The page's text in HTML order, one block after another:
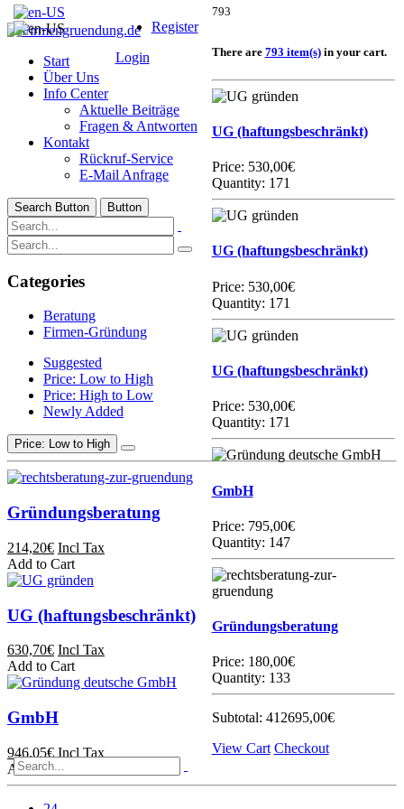
Register
Login
793
There are 793 item(s)in your cart.
UG (haftungsbeschränkt)
Price: 530,00€
Quantity: 171
UG (haftungsbeschränkt)
Price: 530,00€
Quantity: 171
UG (haftungsbeschränkt)
Price: 530,00€
Quantity: 171
GmbH
Price: 795,00€
Quantity: 147
Gründungsberatung
Price: 180,00€
Quantity: 133
Subtotal: 412695,00€
View Cart Checkout
Start
Über Uns
Info Center
Aktuelle Beiträge
Fragen & Antworten
Kontakt
Rückruf-Service
E-Mail Anfrage
Search Button Button
Categories
Beratung
Firmen-Gründung
Suggested
Price: Low to High
Price: High to Low
Newly Added
Price: Low to High
Gründungsberatung
214,20€ Incl Tax
Add to Cart
UG (haftungsbeschränkt)
630,70€ Incl Tax
Add to Cart
GmbH
946,05€ Incl Tax
Add to Cart